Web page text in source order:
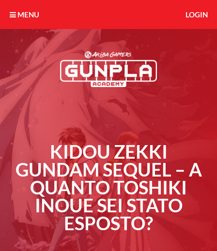
MENU LOGIN
KIDOU ZEKKI
GUNDAM SEQUEL – A
QUANTO TOSHIKI
INOUE SEI STATO
ESPOSTO?